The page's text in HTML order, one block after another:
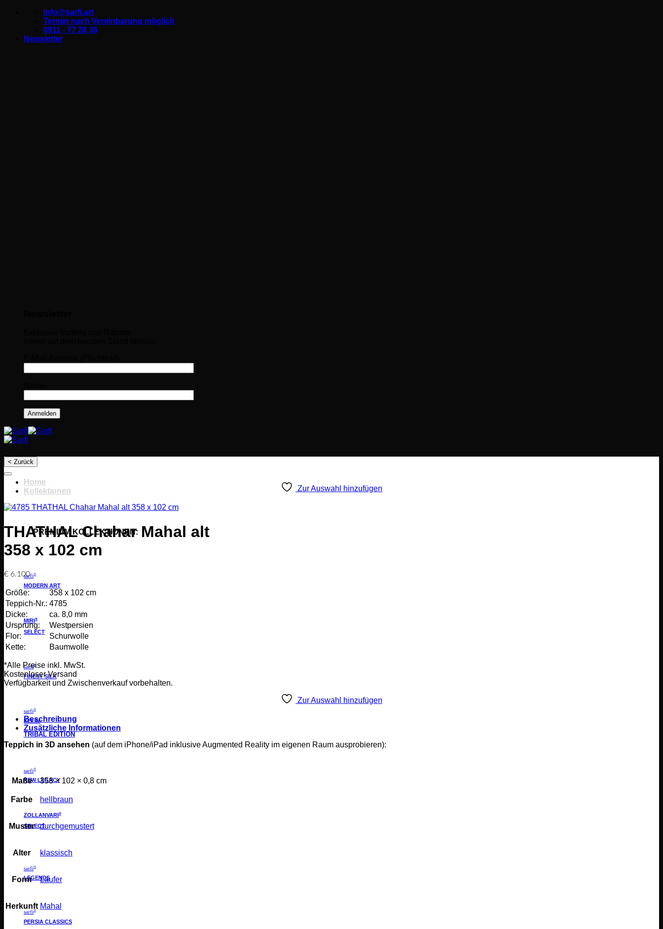
info@sarfi.art
Termin nach Vereinbarung möglich
0911 - 77 28 36
Newsletter
Home
Kollektionen
PREMIUM KOLLEKTIONEN:
sarfi®
MODERN ART
MIRI ®
SELECT
sarfi®
FINEST SILK
sarfi®
KELIM
TRIBAL EDITION
sarfi®
NEW LEGACY
ZOLLANVARI®
SELECT
sarfi®
LEGENDS
sarfi®
PERSIA CLASSICS
< Zurück
Zur Auswahl hinzufügen
THATHAL Chahar Mahal alt
358 x 102 cm
€ 6.100
Größe:
358 x 102 cm
Teppich-Nr.: 4785
Dicke:
ca. 8,0 mm
Ursprung:
Westpersien
Flor:
Schurwolle
Kette:
Baumwolle
*Alle Preise inkl. MwSt.
Kostenloser Versand
Verfügbarkeit und Zwischenverkauf vorbehalten.
Zur Auswahl hinzufügen
Beschreibung
Zusätzliche Informationen
Teppich in 3D ansehen (auf dem iPhone/iPad inklusive Augmented Reality im eigenen Raum ausprobieren):
Maße 358 × 102 × 0,8 cm
Farbe hellbraun
Muster durchgemustert
Alter klassisch
Form Läufer
Herkunft Mahal